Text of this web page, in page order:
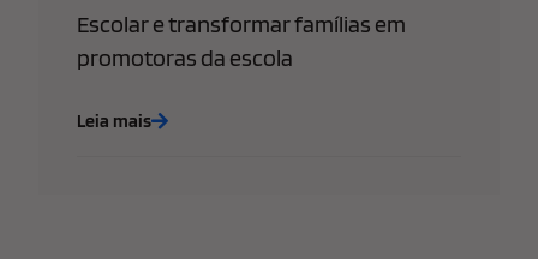
Escolar e transformar famílias em
promotoras da escola
Leia mais